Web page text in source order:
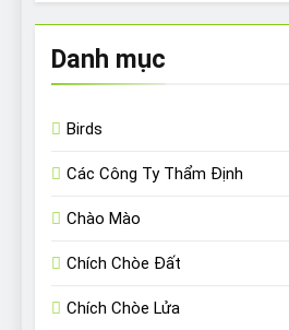
Danh mục
Birds
Các Công Ty Thẩm Định
Chào Mào
Chích Chòe Đất
Chích Chòe Lửa